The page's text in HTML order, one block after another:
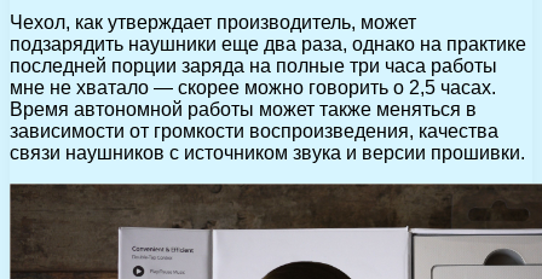
Чехол, как утверждает производитель, может
подзарядить наушники еще два раза, однако на практике
последней порции заряда на полные три часа работы
мне не хватало — скорее можно говорить о 2,5 часах.
Время автономной работы может также меняться в
зависимости от громкости воспроизведения, качества
связи наушников с источником звука и версии прошивки.